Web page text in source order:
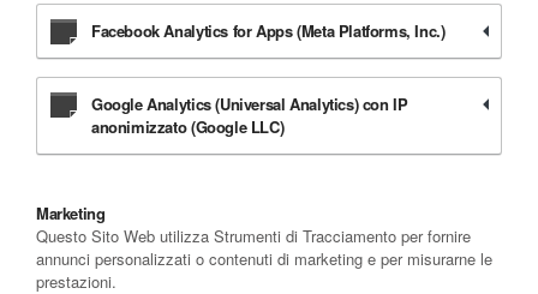
Facebook Analytics for Apps (Meta Platforms, Inc.)
Google Analytics (Universal Analytics) con IP
anonimizzato (Google LLC)
Marketing
Questo Sito Web utilizza Strumenti di Tracciamento per fornire
annunci personalizzati o contenuti di marketing e per misurarne le
prestazioni.